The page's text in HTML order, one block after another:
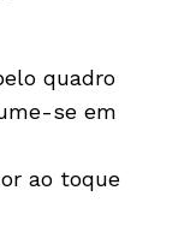
quadro
se em
ao toque